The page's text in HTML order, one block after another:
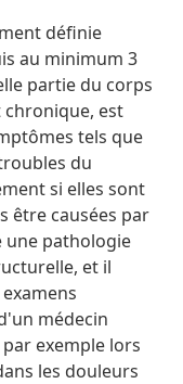
définie
au minimum 3
partie du corps
chronique, est
tels que
du
si elles sont
être causées par
une pathologie
et il
médecin
exemple lors
les douleurs